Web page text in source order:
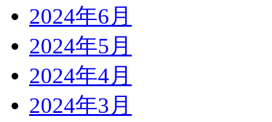
2024年6月
2024年5月
2024年4月
2024年3月